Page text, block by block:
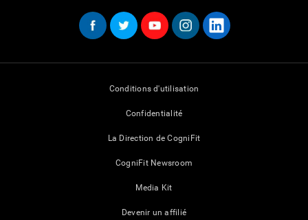
Conditions d'utilisation
Confidentialité
La Direction de CogniFit
CogniFit Newsroom
Media Kit
Devenir un affilié